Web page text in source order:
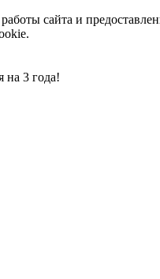
сайта и
на 3 года!